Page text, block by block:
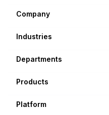
Company
Industries
Departments
Products
Platform